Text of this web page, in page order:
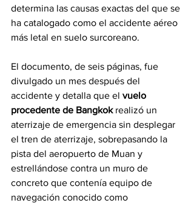
determina las causas exactas del que se
ha catalogado como el accidente aéreo
más letal en suelo surcoreano.
El documento, de seis páginas, fue
divulgado un mes después del
accidente y detalla que el vuelo
procedente de Bangkok realizó un
aterrizaje de emergencia sin desplegar
el tren de aterrizaje, sobrepasando la
pista del aeropuerto de Muan y
estrellándose contra un muro de
concreto que contenía equipo de
navegación conocido como